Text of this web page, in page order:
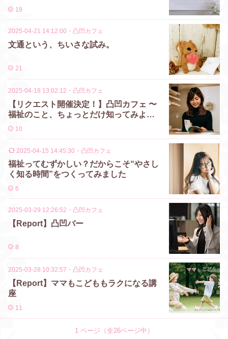
19
2025-04-21 14:12:00 ・ 凸凹カフェ
文通という、ちいさな試み。
21
2025-04-18 13:02:12 ・ 凸凹カフェ
【リクエスト開催決定！】凸凹カフェ 〜
福祉のこと、ちょっとだけ知ってみよ
う〜
10
2025-04-15 14:45:30 ・ 凸凹カフェ
福祉ってむずかしい？だからこそ“やさし
く知る時間”をつくってみました
6
2025-03-29 12:26:52 ・ 凸凹カフェ
【Report】凸凹バー
8
2025-03-28 10:32:57 ・ 凸凹カフェ
【Report】ママもこどももラクになる講
座
11
1ページ（全26ページ中）